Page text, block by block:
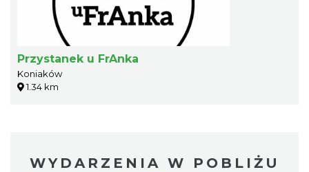
Przystanek u FrAnka
Koniaków
1.34 km
WYDARZENIA W POBLIŻU